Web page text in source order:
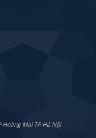
Hoàng Mai TP Hà Nội